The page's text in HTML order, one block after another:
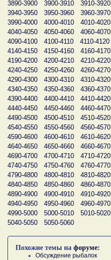
3890-3900
3900-3910 3910-3920
3940-3950
3950-3960 3960-3970
3990-4000
4000-4010 4010-4020
4040-4050
4050-4060 4060-4070
4090-4100
4100-4110 4110-4120
4140-4150
4150-4160 4160-4170
4190-4200
4200-4210 4210-4220
4240-4250
4250-4260 4260-4270
4290-4300
4300-4310 4310-4320
4340-4350
4350-4360 4360-4370
4390-4400
4400-4410 4410-4420
4440-4450
4450-4460 4460-4470
4490-4500
4500-4510 4510-4520
4540-4550
4550-4560 4560-4570
4590-4600
4600-4610 4610-4620
4640-4650
4650-4660 4660-4670
4690-4700
4700-4710 4710-4720
4740-4750
4750-4760 4760-4770
4790-4800
4800-4810 4810-4820
4840-4850
4850-4860 4860-4870
4890-4900
4900-4910 4910-4920
4940-4950
4950-4960 4960-4970
4990-5000
5000-5010 5010-5020
5040-5050
5050-5060
Похожие темы на форуме:
Обсуждение рыбалок